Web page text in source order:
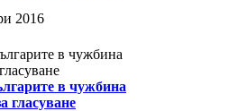
2016
в чужбина
гласуване